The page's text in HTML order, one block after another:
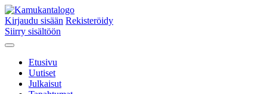
Kirjaudu sisään Rekisteröidy
Siirry sisältöön
Etusivu
Uutiset
Julkaisut